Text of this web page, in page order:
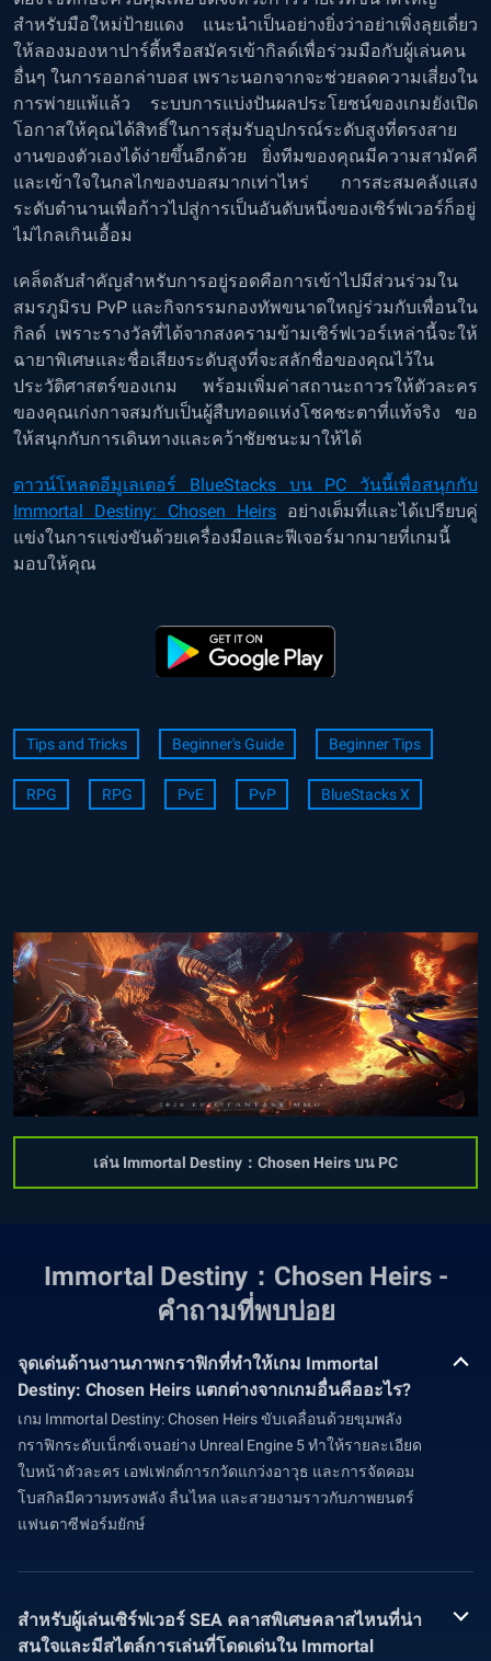
สำหรับมือใหม่ป้ายแดง แนะนำเป็นอย่างยิ่งว่าอย่าเพิ่งลุยเดี่ยว
ให้ลองมองหาปาร์ตี้หรือสมัครเข้ากิลด์เพื่อร่วมมือกับผู้เล่นคน
อื่นๆ ในการออกล่าบอส เพราะนอกจากจะช่วยลดความเสี่ยงใน
การพ่ายแพ้แล้ว ระบบการแบ่งปันผลประโยชน์ของเกมยังเปิด
โอกาสให้คุณได้สิทธิ์ในการสุ่มรับอุปกรณ์ระดับสูงที่ตรงสาย
งานของตัวเองได้ง่ายขึ้นอีกด้วย ยิ่งทีมของคุณมีความสามัคคี
และเข้าใจในกลไกของบอสมากเท่าไหร่ การสะสมคลังแสง
ระดับตำนานเพื่อก้าวไปสู่การเป็นอันดับหนึ่งของเซิร์ฟเวอร์ก็อยู่
ไม่ไกลเกินเอื้อม
เคล็ดลับสำคัญสำหรับการอยู่รอดคือการเข้าไปมีส่วนร่วมใน
สมรภูมิรบ PvP และกิจกรรมกองทัพขนาดใหญ่ร่วมกับเพื่อนใน
กิลด์ เพราะรางวัลที่ได้จากสงครามข้ามเซิร์ฟเวอร์เหล่านี้จะให้
ฉายาพิเศษและชื่อเสียงระดับสูงที่จะสลักชื่อของคุณไว้ใน
ประวัติศาสตร์ของเกม พร้อมเพิ่มค่าสถานะถาวรให้ตัวละคร
ของคุณเก่งกาจสมกับเป็นผู้สืบทอดแห่งโชคชะตาที่แท้จริง ขอ
ให้สนุกกับการเดินทางและคว้าชัยชนะมาให้ได้
ดาวน์โหลดอีมูเลเตอร์ BlueStacks บน PC วันนี้เพื่อสนุกกับ
Immortal Destiny: Chosen Heirs อย่างเต็มที่และได้เปรียบคู่
แข่งในการแข่งขันด้วยเครื่องมือและฟีเจอร์มากมายที่เกมนี้
มอบให้คุณ
Tips and Tricks Beginner's Guide Beginner Tips
RPG RPG PvE PvP BlueStacks X
เล่น Immortal Destiny：Chosen Heirs บน PC
Immortal Destiny：Chosen Heirs -
คำถามที่พบบ่อย
จุดเด่นด้านงานภาพกราฟิกที่ทำให้เกม Immortal
Destiny: Chosen Heirs แตกต่างจากเกมอื่นคืออะไร?
เกม Immortal Destiny: Chosen Heirs ขับเคลื่อนด้วยขุมพลัง
กราฟิกระดับเน็กซ์เจนอย่าง Unreal Engine 5 ทำให้รายละเอียด
ใบหน้าตัวละคร เอฟเฟกต์การกวัดแกว่งอาวุธ และการจัดคอม
โบสกิลมีความทรงพลัง ลื่นไหล และสวยงามราวกับภาพยนตร์
แฟนตาซีฟอร์มยักษ์
สำหรับผู้เล่นเซิร์ฟเวอร์ SEA คลาสพิเศษคลาสไหนที่น่า
สนใจและมีสไตล์การเล่นที่โดดเด่นใน Immortal